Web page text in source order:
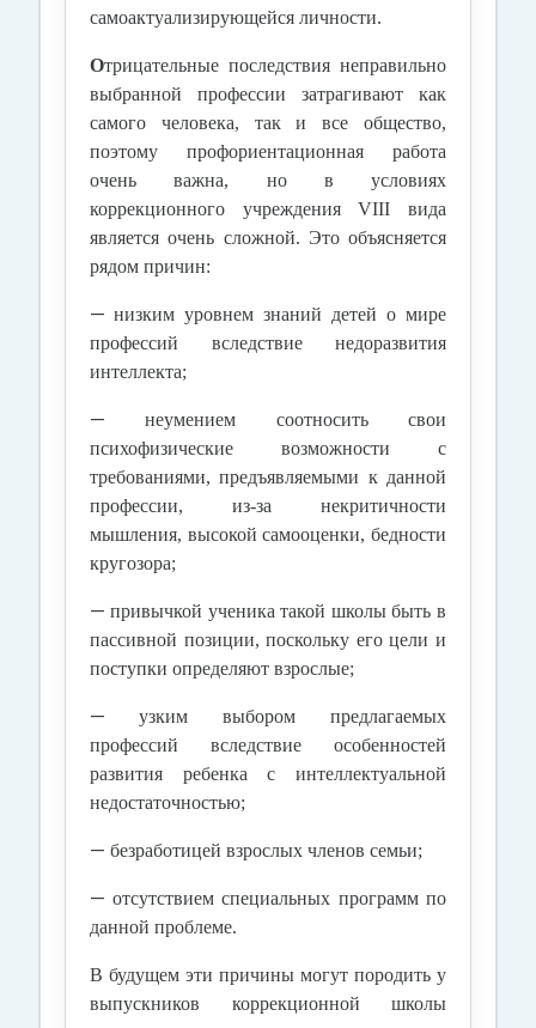
самоактуализирующейся личности.
Отрицательные последствия неправильно
выбранной профессии затрагивают как
самого человека, так и все общество,
поэтому профориентационная работа
очень важна, но в условиях
коррекционного учреждения VIII вида
является очень сложной. Это объясняется
рядом причин:
— низким уровнем знаний детей о мире
профессий вследствие недоразвития
интеллекта;
—
неумением соотносить свои
психофизические возможности с
требованиями, предъявляемыми к данной
профессии, из-за некритичности
мышления, высокой самооценки, бедности
кругозора;
— привычкой ученика такой школы быть в
пассивной позиции, поскольку его цели и
поступки определяют взрослые;
—
узким выбором предлагаемых
профессий вследствие особенностей
развития ребенка с интеллектуальной
недостаточностью;
— безработицей взрослых членов семьи;
— отсутствием специальных программ по
данной проблеме.
В будущем эти причины могут породить у
выпускников коррекционной школы